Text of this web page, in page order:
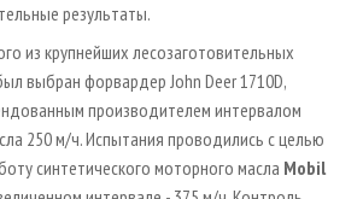
результаты.
из крупнейших лесозаготовительных
выбран форвардер John Deer 1710D,
производителем интервалом
250 м/ч. Испытания проводились с целью
синтетического моторного масла Mobil